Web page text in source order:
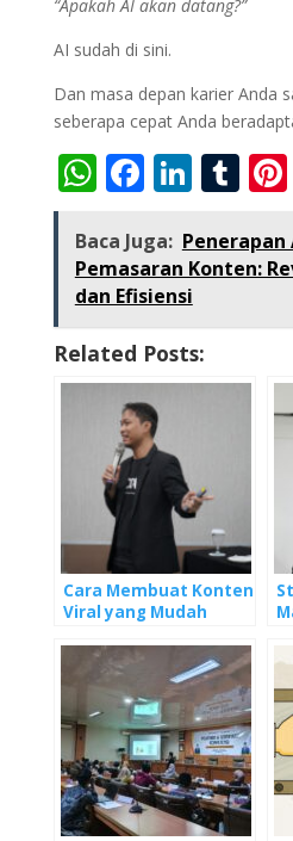
“Apakah AI akan datang?”
AI sudah di sini.
Dan masa depan karier Anda
seberapa cepat Anda
W
at
s
A
p
F
e
b
o
o
k
Li
k
e
dI
n
T
m
bl
r
Baca Juga: Penerapan
Pemasaran Konten:
dan Efisiensi
Related Posts:
Cara Membuat Konten
Viral yang Mudah